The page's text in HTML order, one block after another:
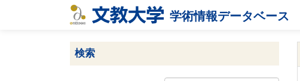
学術情報データベース
検索